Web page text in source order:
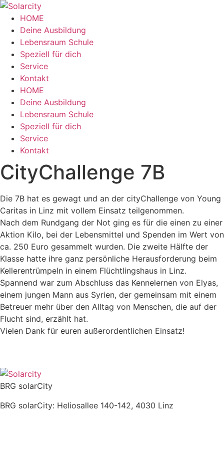
Zum
Inhalt
wechseln
HOME
Deine Ausbildung
Lebensraum Schule
Speziell für dich
Service
Kontakt
Menü HOME
Deine Ausbildung
Lebensraum Schule
Speziell für dich
Service
Kontakt
CityChallenge 7B
Die 7B hat es gewagt und an der cityChallenge von Young
Caritas in Linz mit vollem Einsatz teilgenommen.
Nach dem Rundgang der Not ging es für die einen zu einer
Aktion Kilo, bei der Lebensmittel und Spenden im Wert von
ca. 250 Euro gesammelt wurden. Die zweite Hälfte der
Klasse hatte ihre ganz persönliche Herausforderung beim
Kellerentrümpeln in einem Flüchtlingshaus in Linz.
Spannend war zum Abschluss das Kennelernen von Elyas,
einem jungen Mann aus Syrien, der gemeinsam mit einem
Betreuer mehr über den Alltag von Menschen, die auf der
Flucht sind, erzählt hat.
Vielen Dank für euren außerordentlichen Einsatz!
BRG solarCity
BRG solarCity: Heliosallee 140-142, 4030 Linz